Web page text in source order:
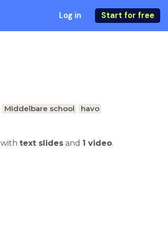
Log in Start for free
Middelbare school
havo
with text slides and 1 video.